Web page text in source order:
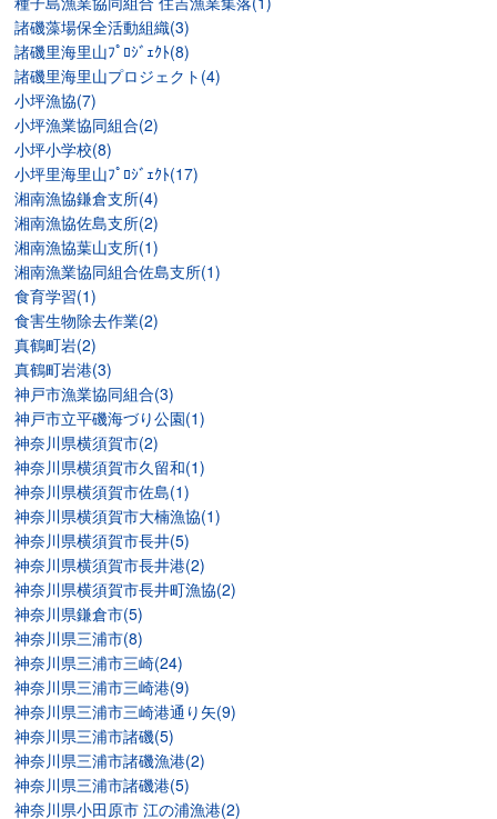
諸磯藻場保全活動組織(3)
諸磯里海里山ﾌﾟﾛｼﾞｪｸﾄ(8)
諸磯里海里山プロジェクト(4)
小坪漁協(7)
小坪漁業協同組合(2)
小坪小学校(8)
小坪里海里山ﾌﾟﾛｼﾞｪｸﾄ(17)
湘南漁協鎌倉支所(4)
湘南漁協佐島支所(2)
湘南漁協葉山支所(1)
湘南漁業協同組合佐島支所(1)
食育学習(1)
食害生物除去作業(2)
真鶴町岩(2)
真鶴町岩港(3)
神戸市漁業協同組合(3)
神戸市立平磯海づり公園(1)
神奈川県横須賀市(2)
神奈川県横須賀市久留和(1)
神奈川県横須賀市佐島(1)
神奈川県横須賀市大楠漁協(1)
神奈川県横須賀市長井(5)
神奈川県横須賀市長井港(2)
神奈川県横須賀市長井町漁協(2)
神奈川県鎌倉市(5)
神奈川県三浦市(8)
神奈川県三浦市三崎(24)
神奈川県三浦市三崎港(9)
神奈川県三浦市三崎港通り矢(9)
神奈川県三浦市諸磯(5)
神奈川県三浦市諸磯漁港(2)
神奈川県三浦市諸磯港(5)
神奈川県小田原市 江の浦漁港(2)